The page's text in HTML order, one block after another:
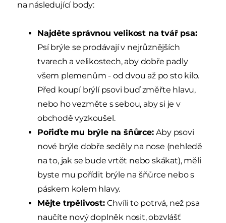
na následující body:
Najděte správnou velikost na tvář psa:
Psí brýle se prodávají v nejrůznějších
tvarech a velikostech, aby dobře padly
všem plemenům - od dvou až po sto kilo.
Před koupí brýlí psovi buď změřte hlavu,
nebo ho vezměte s sebou, aby si je v
obchodě vyzkoušel.
Pořiďte mu brýle na šňůrce:Aby psovi
nové brýle dobře seděly na nose (nehledě
na to, jak se bude vrtět nebo skákat), měli
byste mu pořídit brýle na šňůrce nebo s
páskem kolem hlavy.
Mějte trpělivost:Chvíli to potrvá, než psa
naučíte nový doplněk nosit, obzvlášť